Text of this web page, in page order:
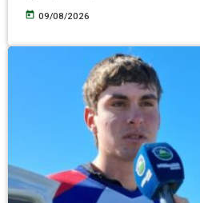
today 09/08/2026